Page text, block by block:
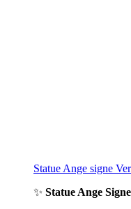
Statue Ange signe
✨ Statue Ange